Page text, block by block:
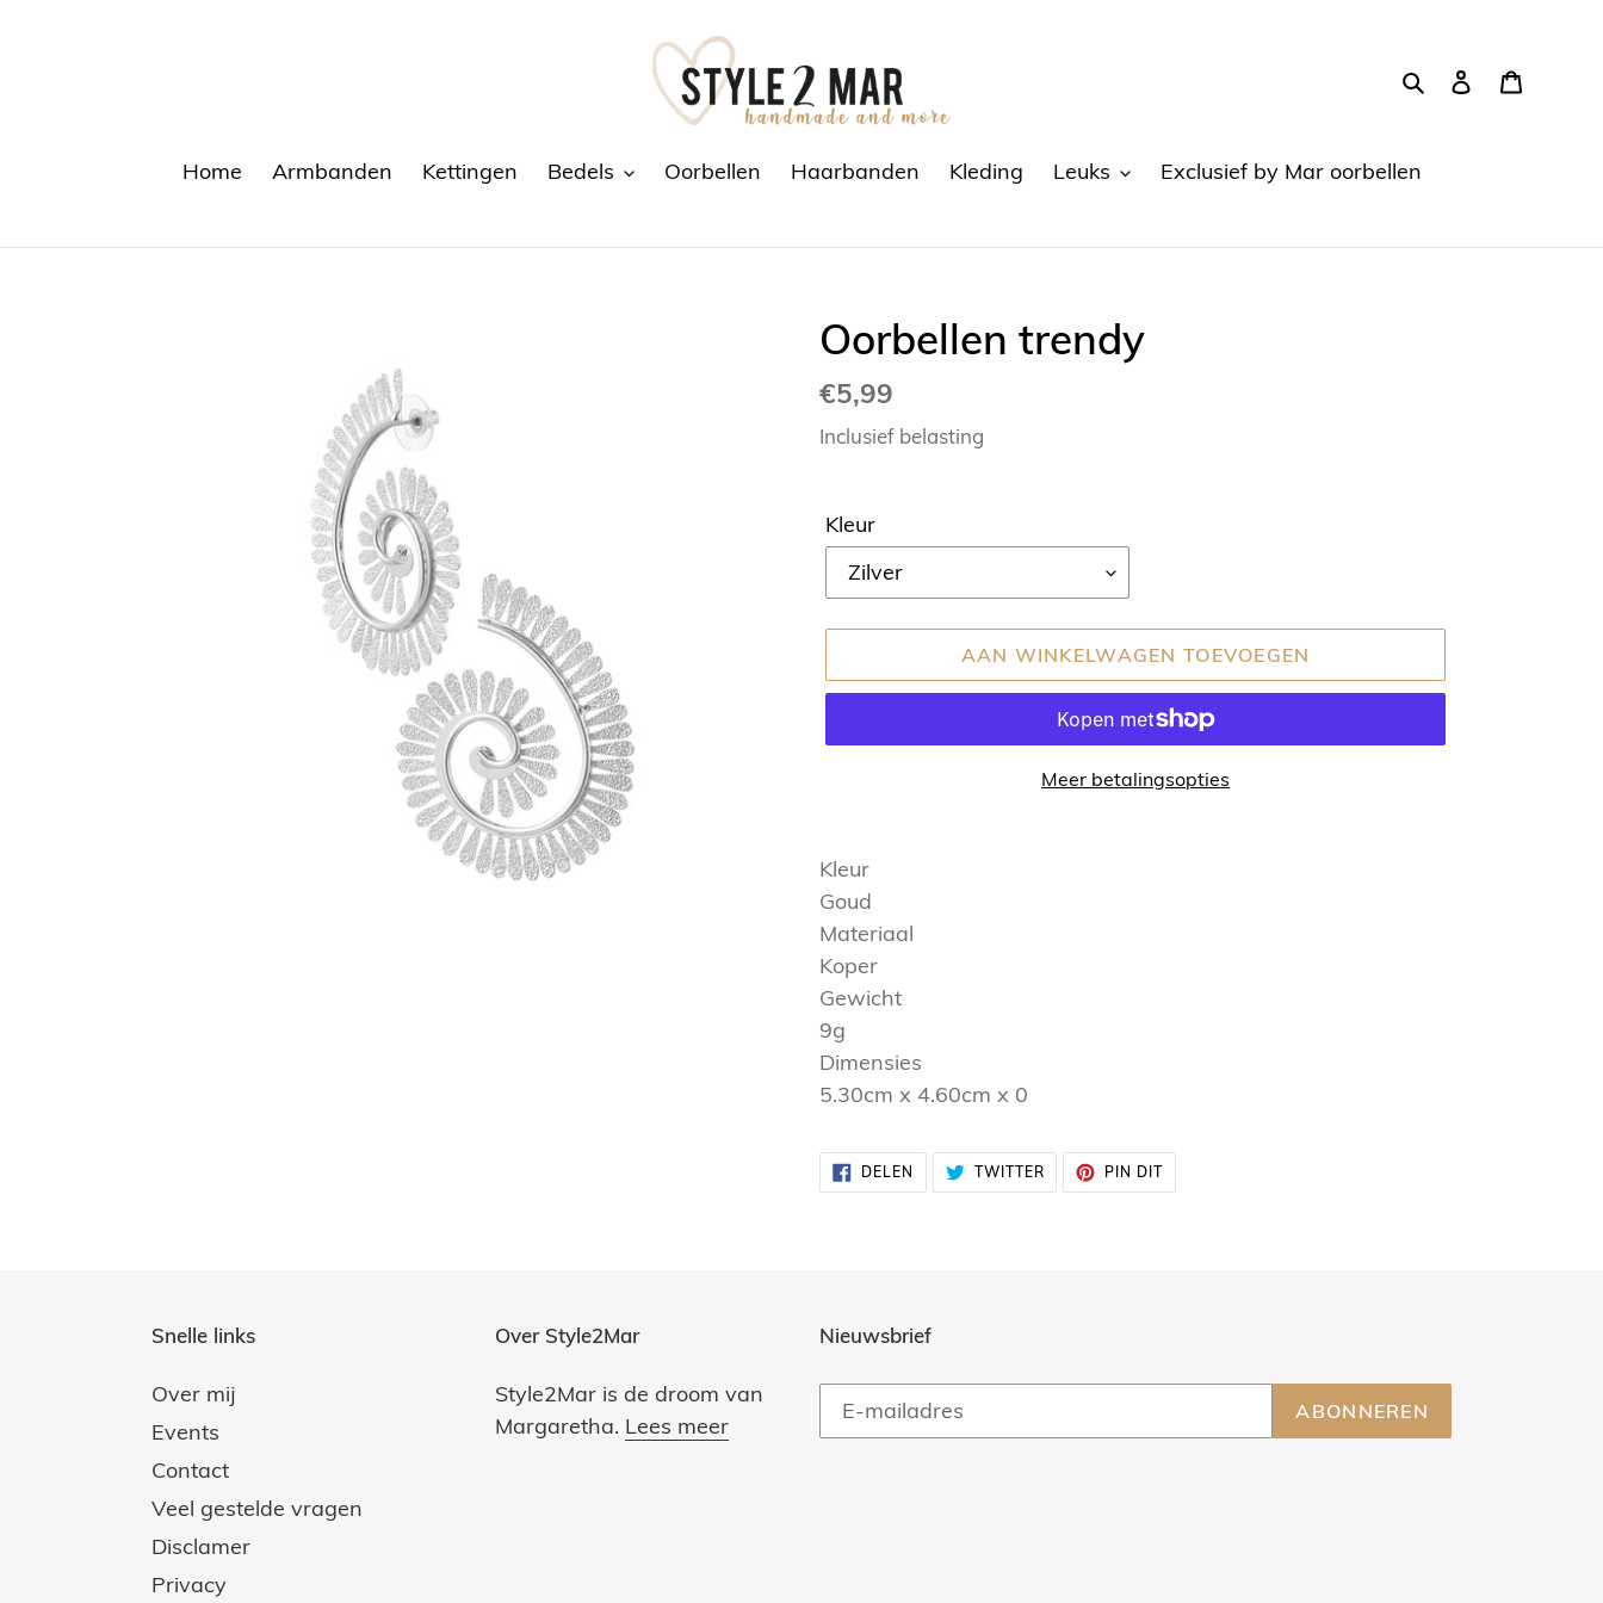
ZoekenAanmelden
Home Armbanden Kettingen Bedels Oorbellen Haarbanden Kleding Leuks Exclusief by Mar oorbellen
Oorbellen trendy
Normale
prijs
€5,99
Inclusief belasting
Kleur
AAN WINKELWAGEN TOEVOEGEN
Meer betalingsopties
toegevoegen
aan
uw
winkelwagen
Kleur
Goud
Materiaal
Koper
Gewicht
9g
Dimensies
5.30cm x 4.60cm x 0
DELEN
DELEN
FACEBOOK
TWITTERTWITTEREN
OP
TWITTER
PIN DITPINNEN
PINTEREST
Snelle links
Over mij
Events
Contact
Veel gestelde vragen
Disclamer
Privacy
Over Style2Mar
Style2Mar is de droom van
Margaretha. Lees meer
Nieuwsbrief
ABONNEREN